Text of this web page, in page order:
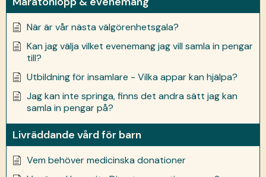
När är vår nästa välgörenhetsgala?
Kan jag välja vilket evenemang jag vill samla in pengar
till?
Utbildning för insamlare - Vilka appar kan hjälpa?
Jag kan inte springa, finns det andra sätt jag kan
samla in pengar på?
Livräddande vård för barn
Vem behöver medicinska donationer